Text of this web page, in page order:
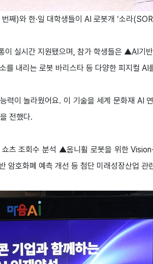
)와 한·일 대학생들이 AI 로봇개 ‘소라
이 실시간 지원됐으며, 참가 학생들은 ▲AI기
를 내리는 로봇 바리스타 등 다양한 피지컬 AI
이 놀라웠어요. 이 기술을 세계 문화재 AI
전했다.
쇼츠 조회수 분석 ▲옴니휠 로봇을 위한
호화폐 예측 개선 등 첨단 미래성장산업 관